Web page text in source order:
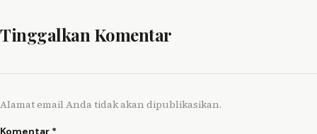
Tinggalkan Komentar
Alamat email Anda tidak akan dipublikasikan.
Komentar *